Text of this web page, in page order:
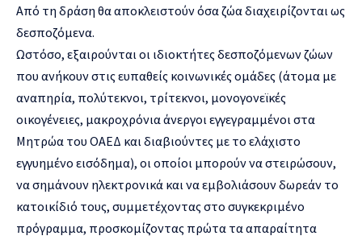
Από τη δράση θα αποκλειστούν όσα ζώα διαχειρίζονται ως
δεσποζόμενα.
Ωστόσο, εξαιρούνται οι ιδιοκτήτες δεσποζόμενων ζώων
που ανήκουν στις ευπαθείς κοινωνικές ομάδες (άτομα με
αναπηρία, πολύτεκνοι, τρίτεκνοι, μονογονεϊκές
οικογένειες, μακροχρόνια άνεργοι εγγεγραμμένοι στα
Μητρώα του ΟΑΕΔ και διαβιούντες με το ελάχιστο
εγγυημένο εισόδημα), οι οποίοι μπορούν να στειρώσουν,
να σημάνουν ηλεκτρονικά και να εμβολιάσουν δωρεάν το
κατοικίδιό τους, συμμετέχοντας στο συγκεκριμένο
πρόγραμμα, προσκομίζοντας πρώτα τα απαραίτητα